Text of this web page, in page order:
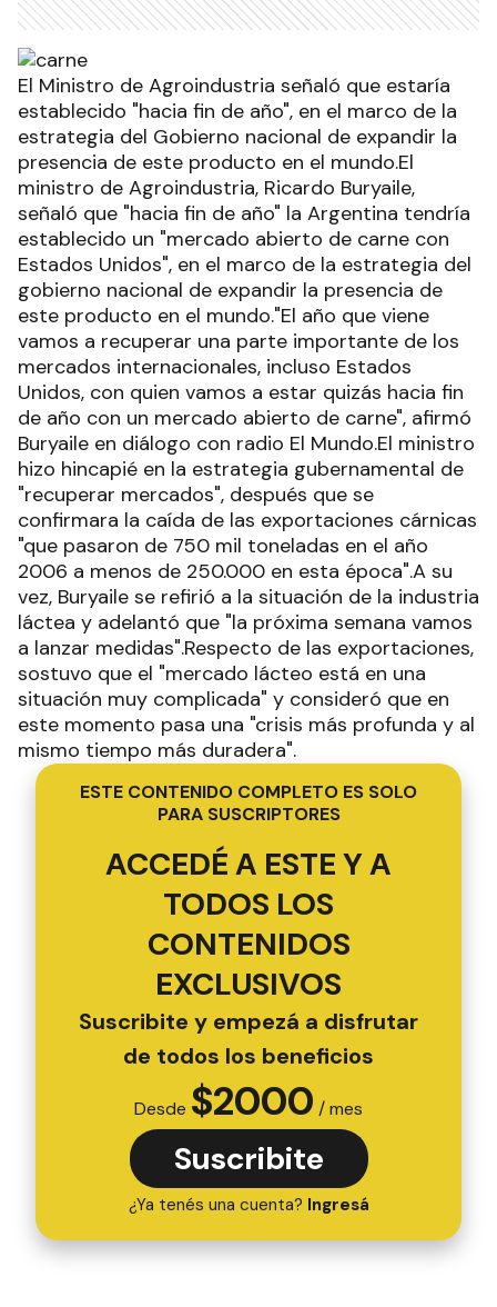
El Ministro de Agroindustria señaló que estaría
establecido "hacia fin de año", en el marco de la
estrategia del Gobierno nacional de expandir la
presencia de este producto en el mundo.El
ministro de Agroindustria, Ricardo Buryaile,
señaló que "hacia fin de año" la Argentina tendría
establecido un "mercado abierto de carne con
Estados Unidos", en el marco de la estrategia del
gobierno nacional de expandir la presencia de
este producto en el mundo."El año que viene
vamos a recuperar una parte importante de los
mercados internacionales, incluso Estados
Unidos, con quien vamos a estar quizás hacia fin
de año con un mercado abierto de carne", afirmó
Buryaile en diálogo con radio El Mundo.El ministro
hizo hincapié en la estrategia gubernamental de
"recuperar mercados", después que se
confirmara la caída de las exportaciones cárnicas
"que pasaron de 750 mil toneladas en el año
2006 a menos de 250.000 en esta época".A su
vez, Buryaile se refirió a la situación de la industria
láctea y adelantó que "la próxima semana vamos
a lanzar medidas".Respecto de las exportaciones,
sostuvo que el "mercado lácteo está en una
situación muy complicada" y consideró que en
este momento pasa una "crisis más profunda y al
mismo tiempo más duradera".
ESTE CONTENIDO COMPLETO ES SOLO
PARA SUSCRIPTORES
ACCEDÉ A ESTE Y A
TODOS LOS
CONTENIDOS
EXCLUSIVOS
Suscribite y empezá a disfrutar
de todos los beneficios
Desde $2000 / mes
Suscribite
¿Ya tenés una cuenta? Ingresá